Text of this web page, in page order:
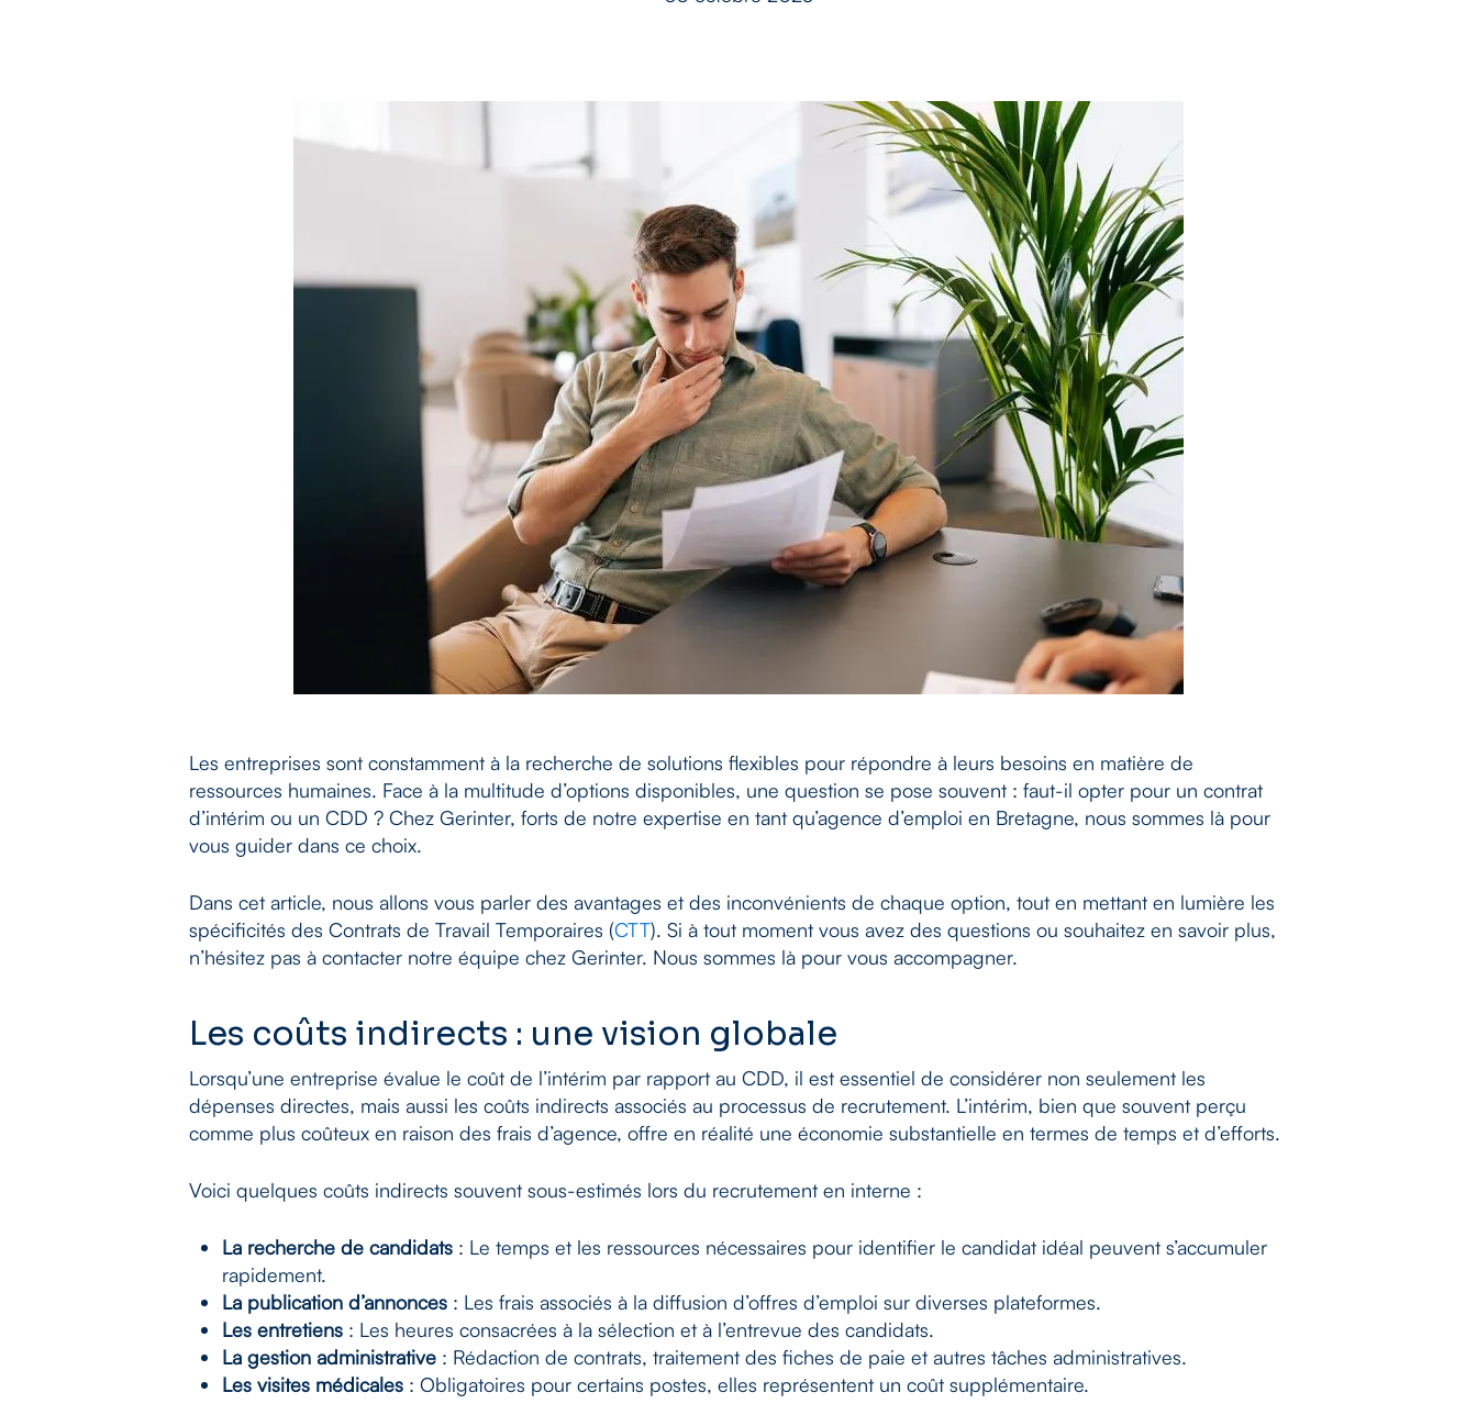
Les entreprises sont constamment à la recherche de solutions flexibles pour répondre à leurs besoins en matière de
ressources humaines. Face à la multitude d’options disponibles, une question se pose souvent : faut-il opter pour un contrat
d’intérim ou un CDD ? Chez Gerinter, forts de notre expertise en tant qu’agence d’emploi en Bretagne, nous sommes là pour
vous guider dans ce choix.
Dans cet article, nous allons vous parler des avantages et des inconvénients de chaque option, tout en mettant en lumière les
spécificités des Contrats de Travail Temporaires (CTT). Si à tout moment vous avez des questions ou souhaitez en savoir plus,
n’hésitez pas à contacter notre équipe chez Gerinter. Nous sommes là pour vous accompagner.
Les coûts indirects : une vision globale
Lorsqu’une entreprise évalue le coût de l’intérim par rapport au CDD, il est essentiel de considérer non seulement les
dépenses directes, mais aussi les coûts indirects associés au processus de recrutement. L’intérim, bien que souvent perçu
comme plus coûteux en raison des frais d’agence, offre en réalité une économie substantielle en termes de temps et d’efforts.
Voici quelques coûts indirects souvent sous-estimés lors du recrutement en interne :
La recherche de candidats : Le temps et les ressources nécessaires pour identifier le candidat idéal peuvent s’accumuler
rapidement.
La publication d’annonces : Les frais associés à la diffusion d’offres d’emploi sur diverses plateformes.
Les entretiens : Les heures consacrées à la sélection et à l’entrevue des candidats.
La gestion administrative : Rédaction de contrats, traitement des fiches de paie et autres tâches administratives.
Les visites médicales : Obligatoires pour certains postes, elles représentent un coût supplémentaire.